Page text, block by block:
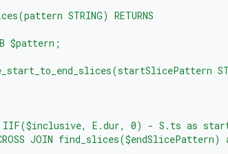
STRING) RETURNS
$pattern;
E.dur, 0) - S.ts as
JOIN find_slices($endSlicePattern)